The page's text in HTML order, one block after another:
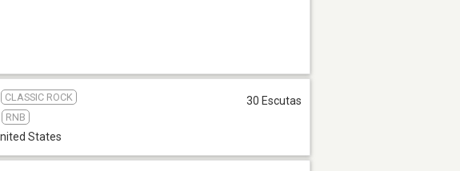
CLASSIC ROCK
RNB
States
30 Escutas